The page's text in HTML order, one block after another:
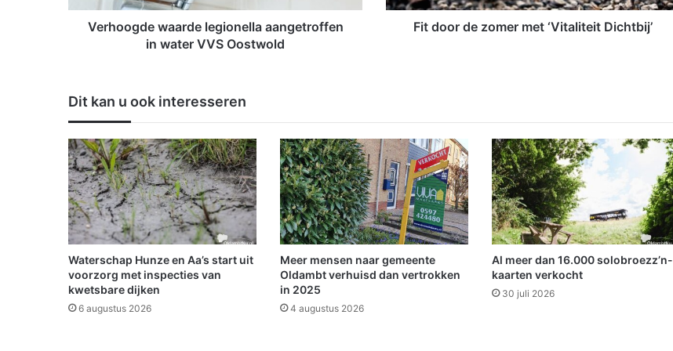
e
e
l
e
g
i
o
n
e
l
l
a
a
a
Verhoogde waarde legionella aangetroffen
in water VVS Oostwold
e
e
t
‘
V
i
t
a
l
i
t
Fit door de zomer met ‘Vitaliteit Dichtbij’
Dit kan u ook interesseren
Waterschap Hunze en Aa’s start uit
voorzorg met inspecties van
kwetsbare dijken
6 augustus 2026
Meer mensen naar gemeente
Oldambt verhuisd dan vertrokken
in 2025
4 augustus 2026
Al meer dan 16.000 solobroezz’n-
kaarten verkocht
30 juli 2026